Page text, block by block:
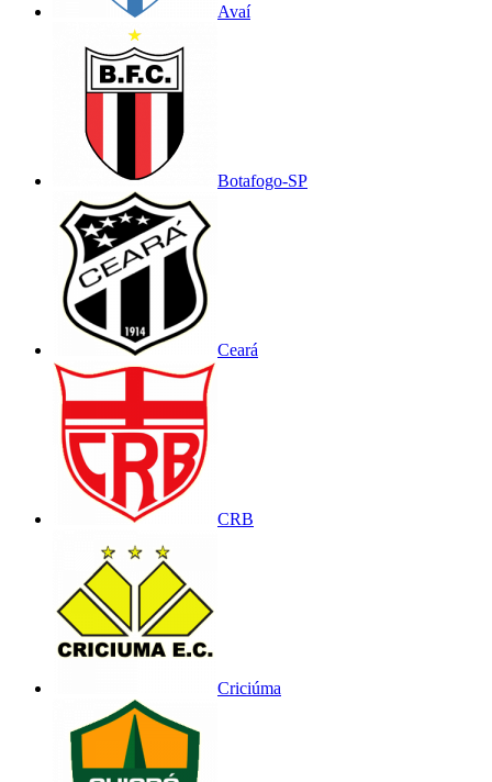
Avaí
Botafogo-SP
Ceará
CRB
Criciúma